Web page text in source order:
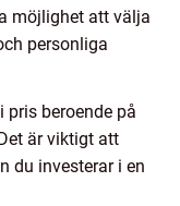
möjlighet att välja
personliga
pris beroende på
är viktigt att
du investerar i en